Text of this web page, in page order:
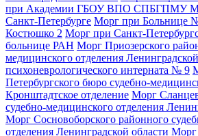
при Академии ГБОУ ВПО СПБГПМУ
Санкт-Петербурге Морг при Больнице
Костюшко 2 Морг при Санкт-
больнице РАН Морг Приозерского
медицинского отделения
психоневрологического интерната № 9
Петербургского бюро судебно-
Кронштадтское отделение Морг
судебно-медицинского отделения
Морг Сосновоборского районного
отделения Ленинградской области Морг